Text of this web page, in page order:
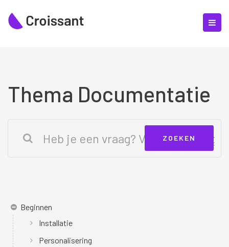
Thema Documentatie
Beginnen
Installatie
Personalisering